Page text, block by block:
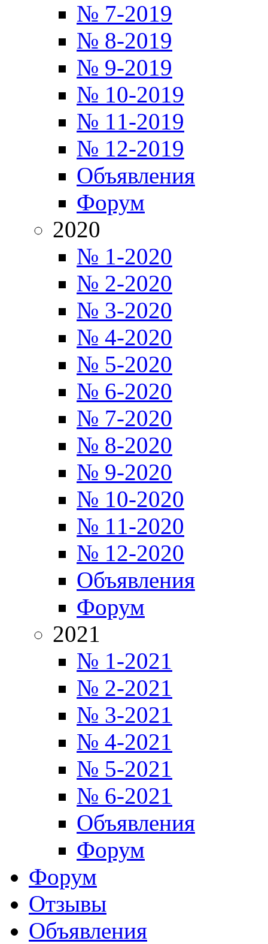
№ 7-2019
№ 8-2019
№ 9-2019
№ 10-2019
№ 11-2019
№ 12-2019
Объявления
Форум
2020
№ 1-2020
№ 2-2020
№ 3-2020
№ 4-2020
№ 5-2020
№ 6-2020
№ 7-2020
№ 8-2020
№ 9-2020
№ 10-2020
№ 11-2020
№ 12-2020
Объявления
Форум
2021
№ 1-2021
№ 2-2021
№ 3-2021
№ 4-2021
№ 5-2021
№ 6-2021
Объявления
Форум
Форум
Отзывы
Объявления